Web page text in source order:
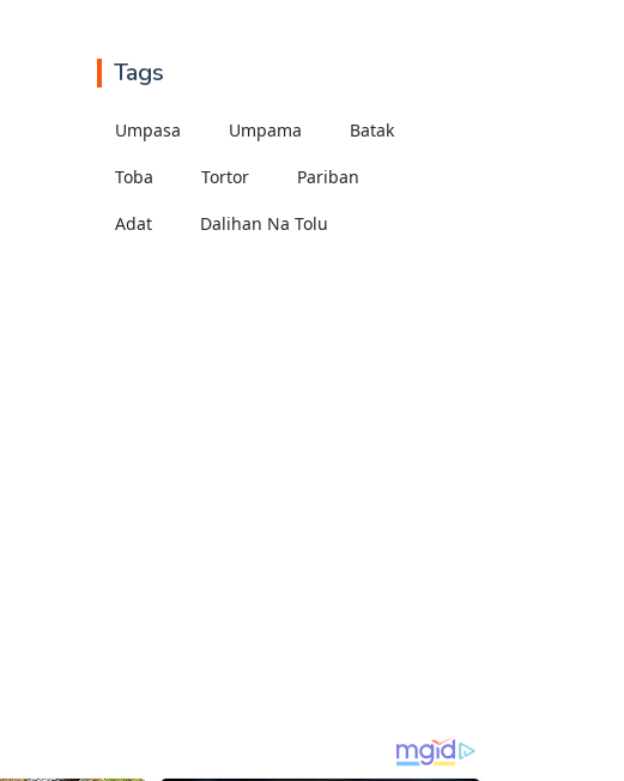
Tags
Umpasa Umpama Batak
Toba Tortor Pariban
Adat Dalihan Na Tolu